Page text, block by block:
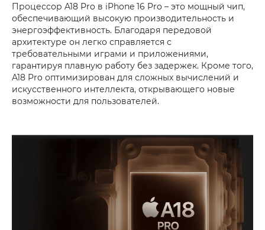
Процессор A18 Pro в iPhone 16 Pro – это мощный чип,
обеспечивающий высокую производительность и
энергоэффективность. Благодаря передовой
архитектуре он легко справляется с
требовательными играми и приложениями,
гарантируя плавную работу без задержек. Кроме того,
A18 Pro оптимизирован для сложных вычислений и
искусственного интеллекта, открывающего новые
возможности для пользователей.